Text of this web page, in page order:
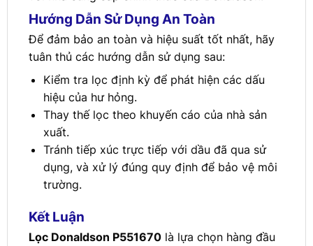
Hướng Dẫn Sử Dụng An Toàn
Để đảm bảo an toàn và hiệu suất tốt nhất, hãy
tuân thủ các hướng dẫn sử dụng sau:
Kiểm tra lọc định kỳ để phát hiện các dấu
hiệu của hư hỏng.
Thay thế lọc theo khuyến cáo của nhà sản
xuất.
Tránh tiếp xúc trực tiếp với dầu đã qua sử
dụng, và xử lý đúng quy định để bảo vệ môi
trường.
Kết Luận
Lọc Donaldson P551670là lựa chọn hàng đầu